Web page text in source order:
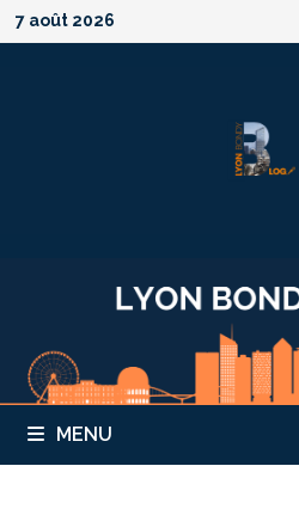
Passer
au
7 août 2026
MENU